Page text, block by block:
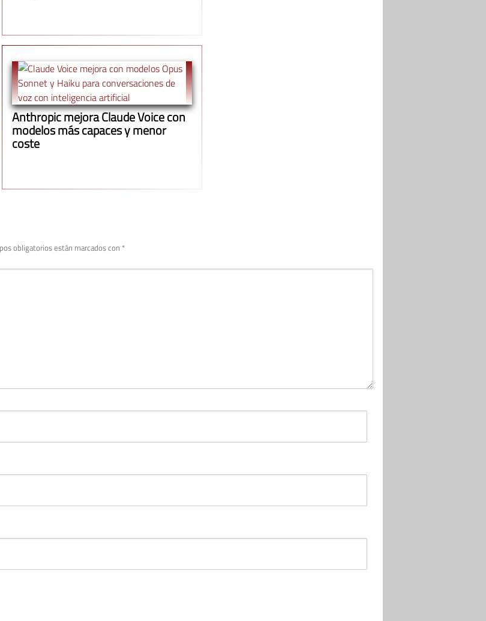
Anthropic mejora Claude Voice con
modelos más capaces y menor
coste
obligatorios están marcados con *